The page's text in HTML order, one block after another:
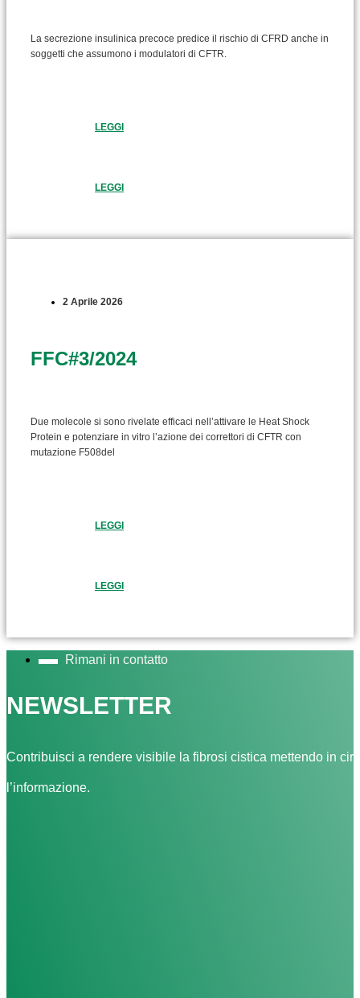
La secrezione insulinica precoce predice il rischio di CFRD anche in
soggetti che assumono i modulatori di CFTR.
LEGGI
LEGGI
2 Aprile 2026
FFC#3/2024
Due molecole si sono rivelate efficaci nell’attivare le Heat Shock
Protein e potenziare in vitro l’azione dei correttori di CFTR con
mutazione F508del
LEGGI
LEGGI
Rimani in contatto
NEWSLETTER
Contribuisci a rendere visibile la fibrosi cistica mettendo in
l’informazione.